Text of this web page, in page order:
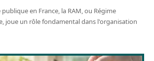
en France, la RAM, ou Régime
joue un rôle fondamental dans l'organisation